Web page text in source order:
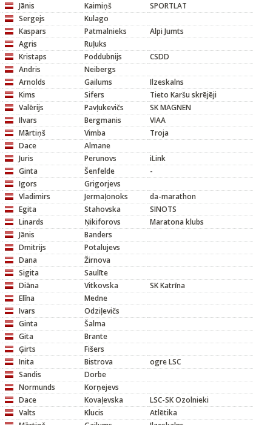
Jānis Kaimiņš SPORTLAT
Sergejs Kulago
Kaspars Patmalnieks Alpi Jumts
Agris Ruļuks
Kristaps Poddubnijs CSDD
Andris Neibergs
Arnolds Gailums Ilzeskalns
Kims Sifers Tieto Karšu skrējēji
Valērijs Pavļukevičs SK MAGNEN
Ilvars Bergmanis VIAA
Mārtiņš Vimba Troja
Dace Almane
Juris Perunovs iLink
Ginta Šenfelde -
Igors Grigorjevs
Vladimirs Jermaļonoks da-marathon
Egita Stahovska SINOTS
Linards Ņikiforovs Maratona klubs
Jānis Banders
Dmitrijs Potalujevs
Dana Žirnova
Sigita Saulīte
Diāna Vitkovska SK Katrīna
Elīna Medne
Ivars Odziļevičs
Ginta Šalma
Gita Brante
Ģirts Fišers
Inita Bistrova ogre LSC
Sandis Dorbe
Normunds Korņejevs
Dace Kovaļevska LSC-SK Ozolnieki
Valts Klucis Atlētika